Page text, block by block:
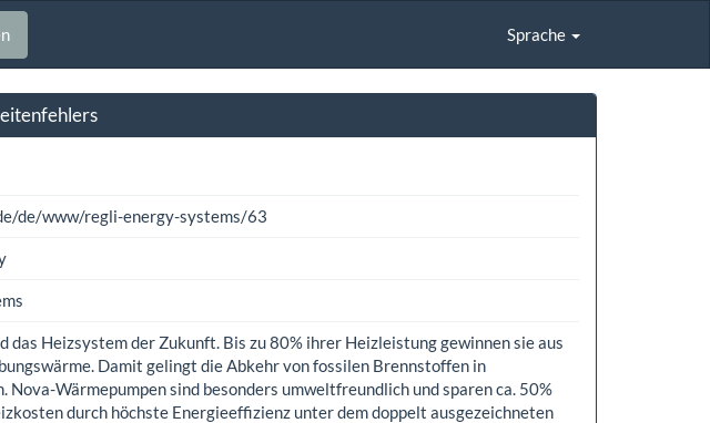
Sprache
de/www/regli-energy-systems/63
das Heizsystem der Zukunft. Bis zu 80% ihrer Heizleistung gewinnen sie aus
Damit gelingt die Abkehr von fossilen Brennstoffen in
Nova-Wärmepumpen sind besonders umweltfreundlich und sparen ca. 50%
durch höchste Energieeffizienz unter dem doppelt ausgezeichneten